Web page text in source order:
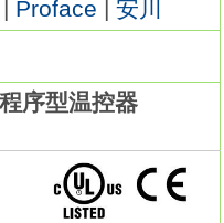
| Proface | 安川
序型温控器